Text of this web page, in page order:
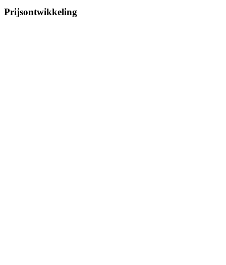
Prijsontwikkeling